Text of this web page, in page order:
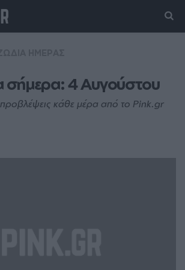
σήμερα: 4 Aυγούστου
κάθε μέρα από το Pink.gr